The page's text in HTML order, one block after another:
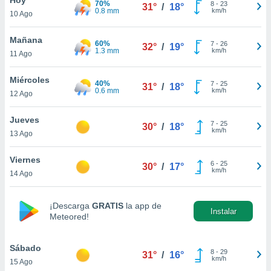
y
en
más
de
cookies
aceptar
10 Ago
70%
0.8 mm
31° / 18° 8- 23
km/h
Mañana
11 Ago
60%
1.3 mm
32° / 19° 7- 26
km/h
Miércoles
12 Ago
40%
0.6 mm
31° / 18° 7- 25
km/h
Jueves
13 Ago
30° / 18° 7- 25
km/h
Viernes
14 Ago
30° / 17° 6- 25
km/h
¡Descarga GRATIS la app de
Meteored!
Instalar
Sábado
15 Ago
31° / 16° 8- 29
km/h